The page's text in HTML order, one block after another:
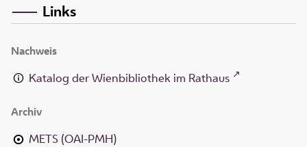
Links
Nachweis
Katalog der Wienbibliothek im Rathaus
Archiv
METS (OAI-PMH)